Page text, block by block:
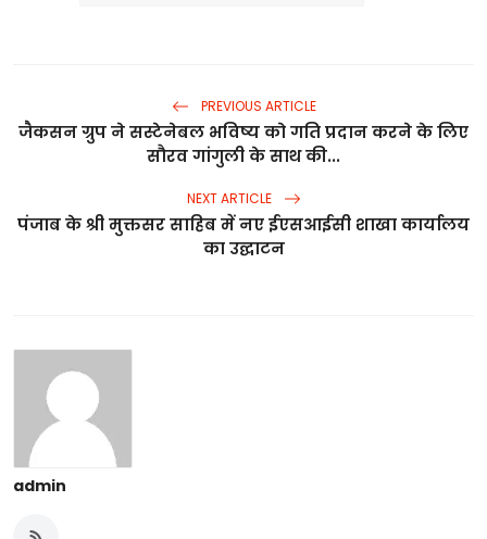
PREVIOUS ARTICLE
जैकसन ग्रुप ने सस्टेनेबल भविष्य को गति प्रदान करने के लिए
सौरव गांगुली के साथ की...
NEXT ARTICLE
पंजाब के श्री मुक्तसर साहिब में नए ईएसआईसी शाखा कार्यालय
का उद्घाटन
admin